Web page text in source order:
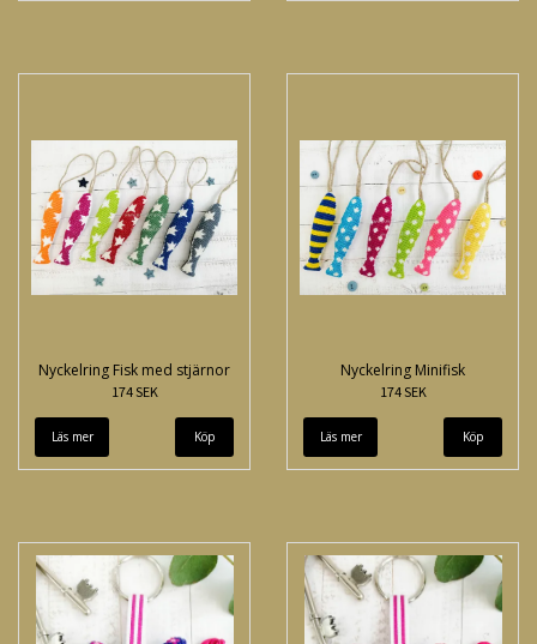
Nyckelring Fisk med stjärnor
174 SEK
Läs mer Köp
Nyckelring Minifisk
174 SEK
Läs mer Köp